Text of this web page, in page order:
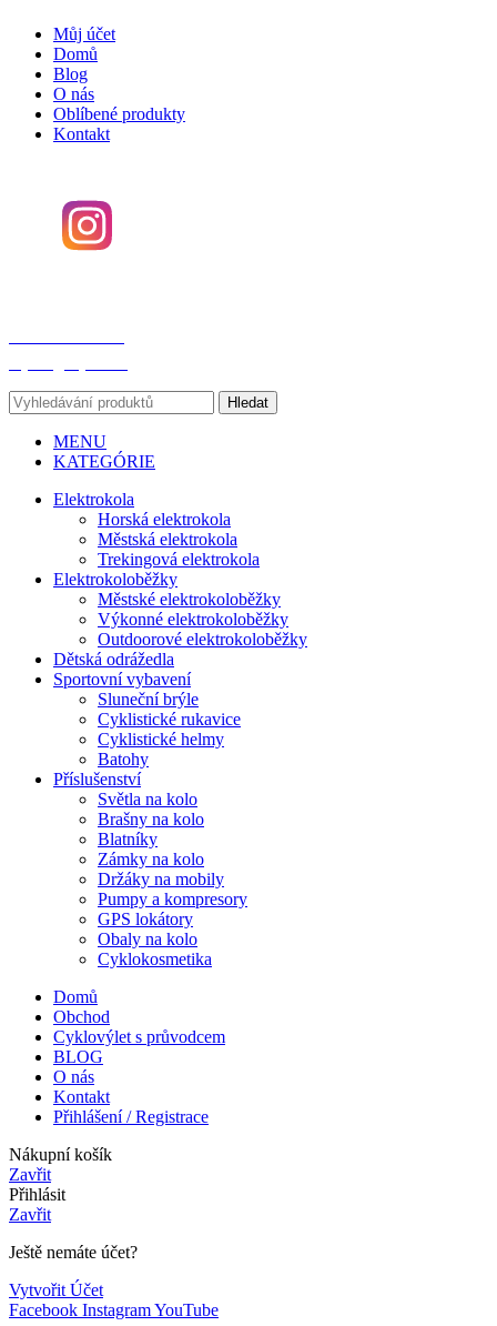
Můj účet
Domů
Blog
O nás
Oblíbené produkty
Kontakt
Hledat
MENU
KATEGÓRIE
Elektrokola
Horská elektrokola
Městská elektrokola
Trekingová elektrokola
Elektrokoloběžky
Městské elektrokoloběžky
Výkonné elektrokoloběžky
Outdoorové elektrokoloběžky
Dětská odrážedla
Sportovní vybavení
Sluneční brýle
Cyklistické rukavice
Cyklistické helmy
Batohy
Příslušenství
Světla na kolo
Brašny na kolo
Blatníky
Zámky na kolo
Držáky na mobily
Pumpy a kompresory
GPS lokátory
Obaly na kolo
Cyklokosmetika
Domů
Obchod
Cyklovýlet s průvodcem
BLOG
O nás
Kontakt
Přihlášení / Registrace
Nákupní košík
Zavřit
Přihlásit
Zavřit
Ještě nemáte účet?
Vytvořit Účet
Facebook InstagramYouTube